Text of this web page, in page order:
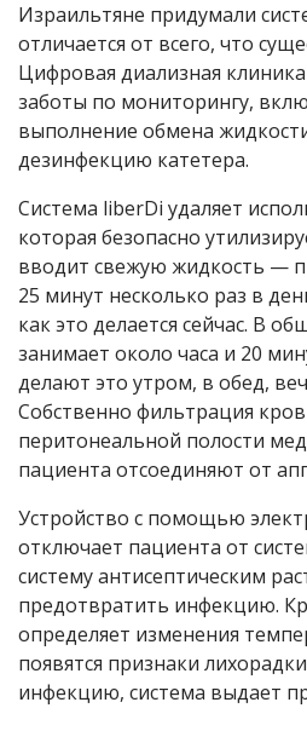
Израильтяне придумали
отличается от всего, что
Цифровая диализная клиника
заботы по мониторингу,
выполнение обмена
дезинфекцию катетера.
Система liberDi удаляет
которая безопасно
вводит свежую жидкость —
25 минут несколько раз в
как это делается сейчас. В
занимает около часа и 20
делают это утром, в обед,
Собственно фильтрация
перитонеальной полости
пациента отсоединяют от
Устройство с помощью
отключает пациента от
систему антисептическим
предотвратить инфекцию.
определяет изменения
появятся признаки
инфекцию, система выдает